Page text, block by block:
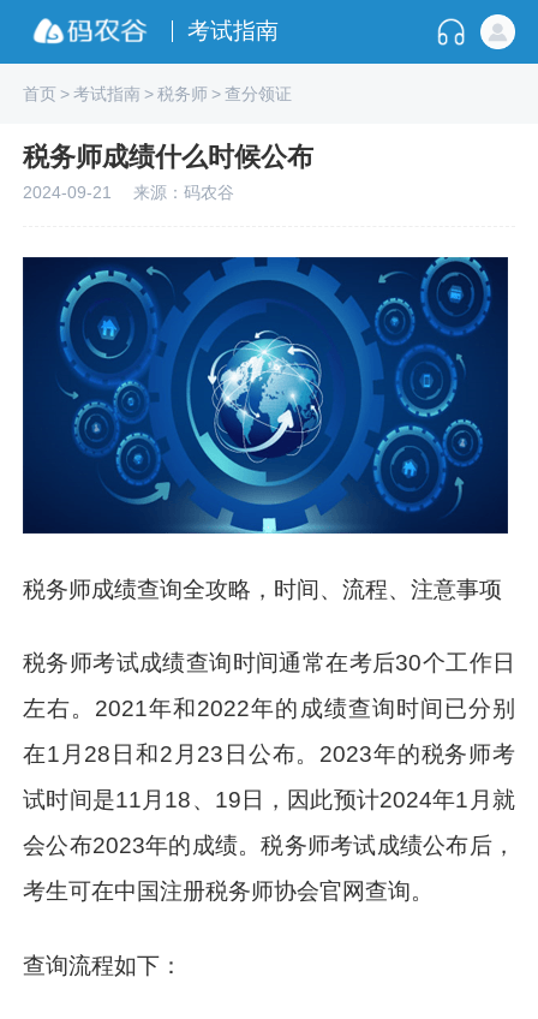
考试指南
首页>考试指南>税务师>查分领证
税务师成绩什么时候公布
2024-09-21 来源：码农谷
税务师成绩查询全攻略，时间、流程、注意事项
税务师考试成绩查询时间通常在考后30个工作日
左右。2021年和2022年的成绩查询时间已分别
在1月28日和2月23日公布。2023年的税务师考
试时间是11月18、19日，因此预计2024年1月就
会公布2023年的成绩。税务师考试成绩公布后，
考生可在中国注册税务师协会官网查询。
查询流程如下：